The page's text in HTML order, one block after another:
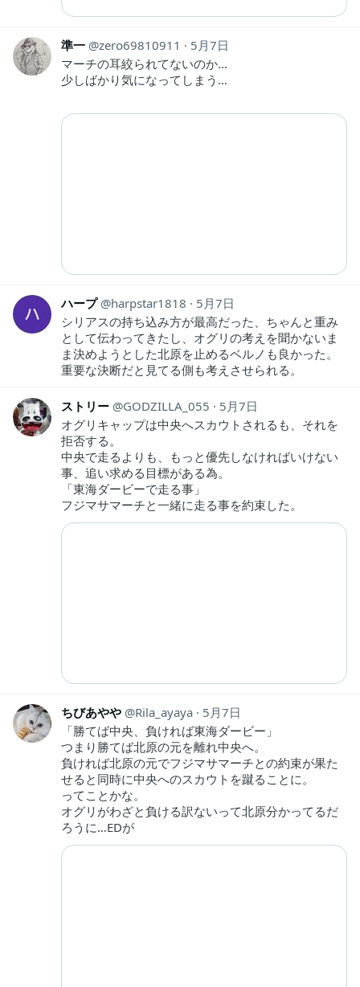
準一 zero69810911
5月7日
マーチの耳絞られてないのか…
少しばかり気になってしまう…
ハープ harpstar1818
5月7日
シリアスの持ち込み方が最高だった、ちゃんと重み
として伝わってきたし、オグリの考えを聞かないま
ま決めようとした北原を止めるベルノも良かった。
重要な決断だと見てる側も考えさせられる。
ストリー GODZILLA_055
5月7日
オグリキャップは中央へスカウトされるも、それを
拒否する。
中央で走るよりも、もっと優先しなければいけない
事、追い求める目標がある為。
「東海ダービーで走る事」
フジマサマーチと一緒に走る事を約束した。
ちびあやや Rila_ayaya
5月7日
「勝てば中央、負ければ東海ダービー」
つまり勝てば北原の元を離れ中央へ。
負ければ北原の元でフジマサマーチとの約束が果た
せると同時に中央へのスカウトを蹴ることに。
ってことかな。
オグリがわざと負ける訳ないって北原分かってるだ
ろうに…EDが